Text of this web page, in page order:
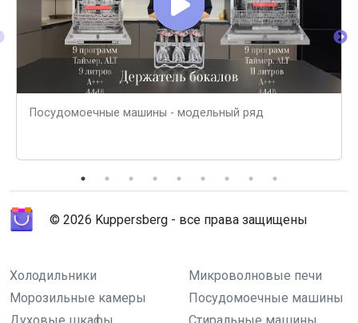
Посудомоечные машины - модельный ряд
© 2026 Kuppersberg - все права защищены
Холодильники
Микроволновые печи
Морозильные камеры
Посудомоечные машины